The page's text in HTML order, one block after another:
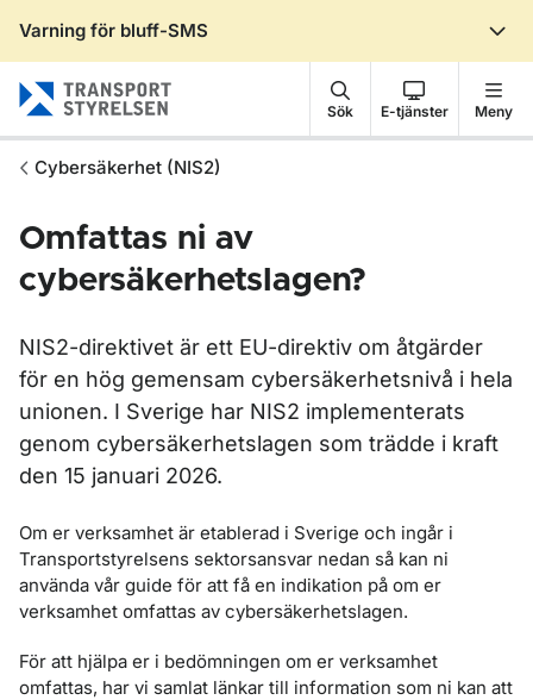
Varning för bluff-SMS
Sök E-tjänster Meny
Cybersäkerhet (NIS2)
Omfattas ni av
cybersäkerhetslagen?
NIS2-direktivet är ett EU-direktiv om åtgärder
för en hög gemensam cybersäkerhetsnivå i hela
unionen. I Sverige har NIS2 implementerats
genom cybersäkerhetslagen som trädde i kraft
den 15 januari 2026.
Om er verksamhet är etablerad i Sverige och ingår i
Transportstyrelsens sektorsansvar nedan så kan ni
använda vår guide för att få en indikation på om er
verksamhet omfattas av cybersäkerhetslagen.
För att hjälpa er i bedömningen om er verksamhet
omfattas, har vi samlat länkar till information som ni kan att